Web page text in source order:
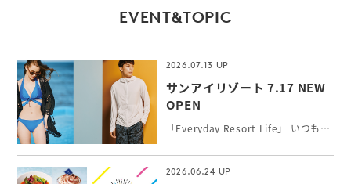
EVENT&TOPIC
2026.07.13
サンアイリゾート 7.17 NEW
OPEN
「Everyday Resort Life」 いつもワクワク感を感じたい！新しい自分に出会いたい！そんな女性の願いを叶えるトータルリゾートウェアを提案。 シルエットと機能性にこだわったトレンドの最新水着やインポート水着、長時間の外遊びに最高ランクUPF50+機能付水陸両用アクティブウェア、カップルでのご旅行にペアコーデもできるメンズ水着をお取り扱いしています。
2026.06.24